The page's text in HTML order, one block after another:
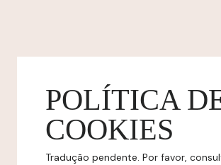
POLÍTICA
COOKIES
Tradução pendente. Por favor,